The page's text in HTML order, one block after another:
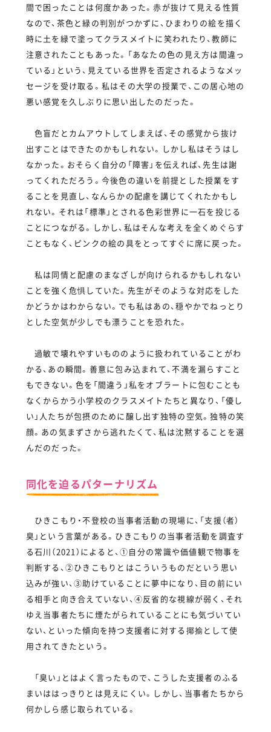
間で困ったことは何度かあった。赤が抜けて見える性質
なので、茶色と緑の判別がつかずに、ひまわりの絵を描く
時に土を緑で塗ってクラスメイトに笑われたり、教師に
注意されたこともあった。「あなたの色の見え方は間違っ
ている」という、見えている世界を否定されるようなメッ
セージを受け取る。私はその大学の授業で、この居心地の
悪い感覚を久しぶりに思い出したのだった。
色盲だとカムアウトしてしまえば、その感覚から抜け
出すことはできたのかもしれない。しかし私はそうはし
なかった。おそらく自分の「障害」を伝えれば、先生は謝
ってくれただろう。今後色の違いを前提とした授業をす
ることを見直し、なんらかの配慮を講じてくれたかもし
れない。それは「標準」とされる色彩世界に一石を投じる
ことにつながる。しかし、私はそんな考えを全くめぐらす
こともなく、ピンクの絵の具をとってすぐに席に戻った。
私は同情と配慮のまなざしが向けられるかもしれない
ことを強く危惧していた。先生がそのような対応をした
かどうかはわからない。でも私はあの、穏やかでねっとり
とした空気が少しでも漂うことを恐れた。
過敏で壊れやすいもののように扱われていることがわ
かる、あの瞬間。善意に包み込まれて、不満を漏らすこと
もできない。色を「間違う」私をオブラートに包むことも
なくからかう小学校のクラスメイトたちと異なり、「優し
い」人たちが包摂のために醸し出す独特の空気。独特の笑
顔。あの気まずさから逃れたくて、私は沈黙することを選
んだのだった。
同化を迫るパターナリズム
ひきこもり・不登校の当事者活動の現場に、「支援（者）
臭」という言葉がある。ひきこもりの当事者活動を調査す
る石川（2021）によると、①自分の常識や価値観で物事を
判断する、②ひきこもりとはこういうものだという思い
込みが強い、③助けていることに夢中になり、目の前にい
る相手と向き合えていない、④反省的な視線が弱く、それ
ゆえ当事者たちに煙たがられていることにも気づいてい
ない、といった傾向を持つ支援者に対する揶揄として使
用されてきたという。
「臭い」とはよく言ったもので、こうした支援者のふる
まいははっきりとは見えにくい。しかし、当事者たちから
何かしら感じ取られている。